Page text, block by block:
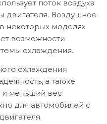
поток воздуха
двигателя. Воздушное
некоторых моделях
возможности
охлаждения.
охлаждения
а также
и меньший вес
для автомобилей с